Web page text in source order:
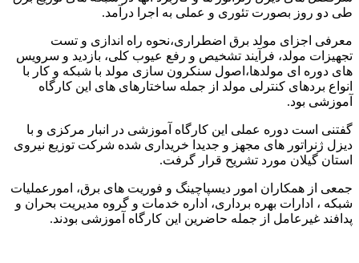
طی دو روز بصورت تئوری و عملی به اجرا درآمد.
معرفی اجزای مولد برق اضطراری،نحوه راه اندازی و تست
تجهیزات مولد، فرآیند تشخیص و رفع عیوب کلی، بازدید و سرویس
های دوره ای مولدها،اصول سنکرون سازی مولد با شبکه و کار با
انواع بردهای کنترلی مولد از جمله ساختارهای های این کارگاه
آموزشی بود.
گفتنی است دوره عملی این کارگاه آموزشی در انبار مرکزی و با
دیزل ژنراتور های مجهز و جدیدا خریداری شده شرکت توزیع نیروی
استان گیلان مورد تشریح قرار گرفت.
جمعی از همکاران امور دیسپاچینگ و فوریت های برق، امورعملیات
شبکه ، ادارات بهره برداری، اداره خدمات و گروه مدیریت بحران و
پدافند غیرعامل از جمله حاضرین این کارگاه آموزشی بودند.